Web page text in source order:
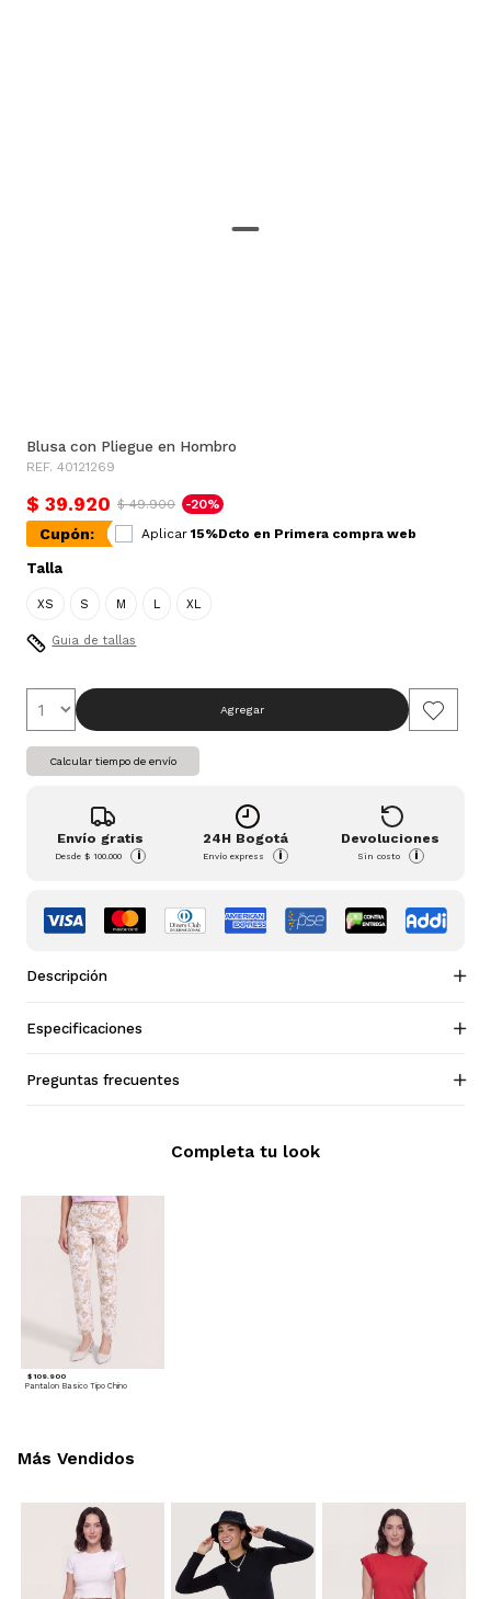
Blusa con Pliegue en Hombro
REF. 40121269
$ 39.920 $ 49.900 -20%
Cupón: Aplicar 15%Dcto en Primera compra web
Talla
XS S M L XL
Guia de tallas
Agregar
Calcular tiempo de envío
Envío gratis
Desde$ 100.000 i
24H Bogotá
Envío express i
Devoluciones
Sin costo i
Descripción
Especificaciones
Preguntas frecuentes
$ 109.900
Pantalon Basico Tipo Chino
Completa tu look
Más Vendidos